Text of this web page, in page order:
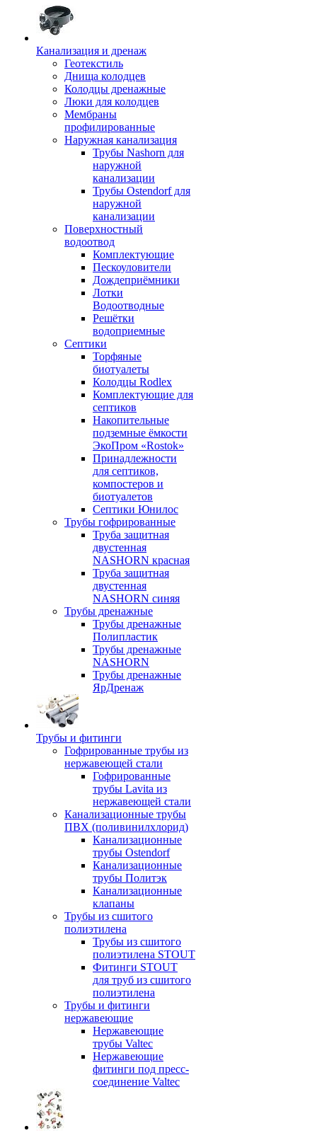
Канализация и дренаж
Геотекстиль
Днища колодцев
Колодцы дренажные
Люки для колодцев
Мембраны
профилированные
Наружная канализация
Трубы Nashorn для
наружной
канализации
Трубы Ostendorf для
наружной
канализации
Поверхностный
водоотвод
Комплектующие
Пескоуловители
Дождеприёмники
Лотки
Водоотводные
Решётки
водоприемные
Септики
Торфяные
биотуалеты
Колодцы Rodlex
Комплектующие для
септиков
Накопительные
подземные ёмкости
ЭкоПром «Rostok»
Принадлежности
для септиков,
компостеров и
биотуалетов
Септики Юнилос
Трубы гофрированные
Труба защитная
двустенная
NASHORN красная
Труба защитная
двустенная
NASHORN синяя
Трубы дренажные
Трубы дренажные
Полипластик
Трубы дренажные
NASHORN
Трубы дренажные
ЯрДренаж
Трубы и фитинги
Гофрированные трубы из
нержавеющей стали
Гофрированные
трубы Lavita из
нержавеющей стали
Канализационные трубы
ПВХ (поливинилхлорид)
Канализационные
трубы Ostendorf
Канализационные
трубы Политэк
Канализационные
клапаны
Трубы из сшитого
полиэтилена
Трубы из сшитого
полиэтилена STOUT
Фитинги STOUT
для труб из сшитого
полиэтилена
Трубы и фитинги
нержавеющие
Нержавеющие
трубы Valtec
Нержавеющие
фитинги под пресс-
соединение Valtec